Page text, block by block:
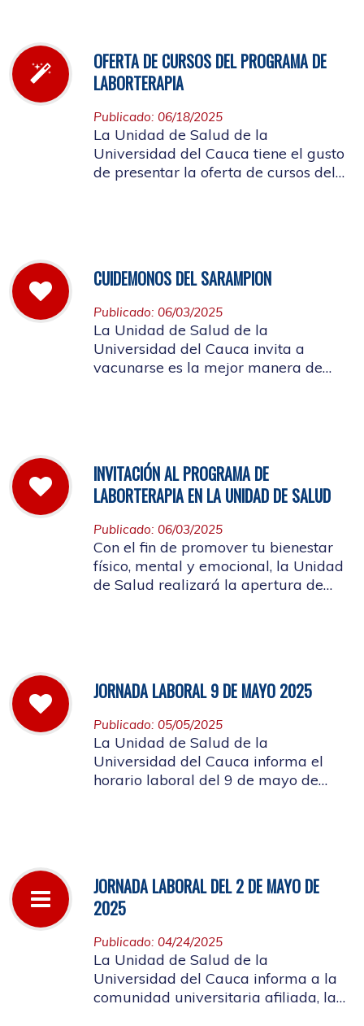
OFERTA DE CURSOS DEL PROGRAMA DE
LABORTERAPIA
Publicado: 06/18/2025
La Unidad de Salud de la
Universidad del Cauca tiene el gusto
de presentar la oferta de cursos del
CUIDEMONOS DEL SARAMPION
Publicado: 06/03/2025
La Unidad de Salud de la
Universidad del Cauca invita a
vacunarse es la mejor manera de
INVITACIÓN AL PROGRAMA DE
LABORTERAPIA EN LA UNIDAD DE SALUD
Publicado: 06/03/2025
Con el fin de promover tu bienestar
físico, mental y emocional, la Unidad
de Salud realizará la apertura de
JORNADA LABORAL 9 DE MAYO 2025
Publicado: 05/05/2025
La Unidad de Salud de la
Universidad del Cauca informa el
horario laboral del 9 de mayo de
JORNADA LABORAL DEL 2 DE MAYO DE
2025
Publicado: 04/24/2025
La Unidad de Salud de la
Universidad del Cauca informa a la
comunidad universitaria afiliada, la